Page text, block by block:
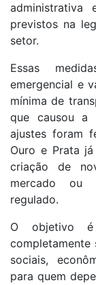
previstos na
setor.
Essas
emergencial e
mínima de
que causou a
ajustes foram
Ouro e Prata
criação de
mercado ou
regulado.
O objetivo
sociais,
para quem